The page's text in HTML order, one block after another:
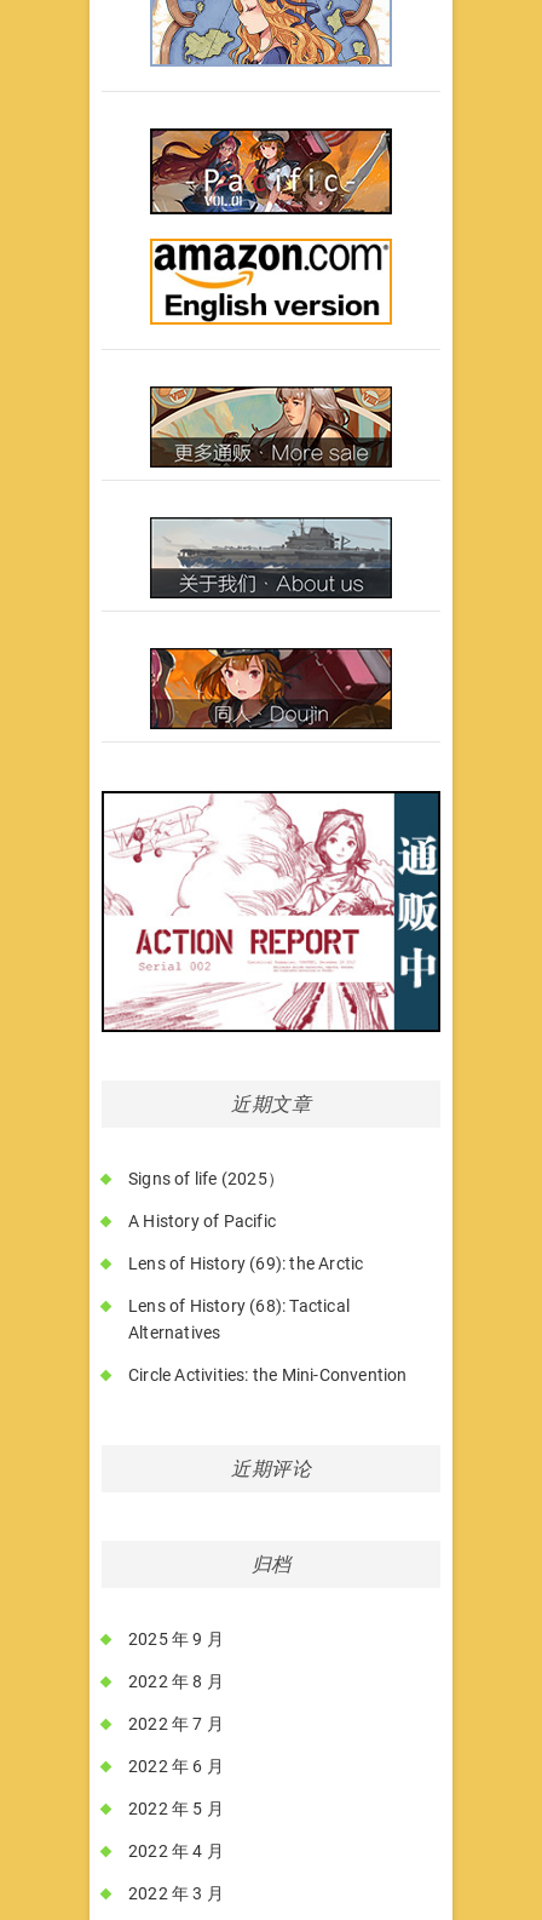
近期文章
Signs of life (2025）
A History of Pacific
Lens of History (69): the Arctic
Lens of History (68): Tactical
Alternatives
Circle Activities: the Mini-Convention
近期评论
归档
2025 年 9 月
2022 年 8 月
2022 年 7 月
2022 年 6 月
2022 年 5 月
2022 年 4 月
2022 年 3 月